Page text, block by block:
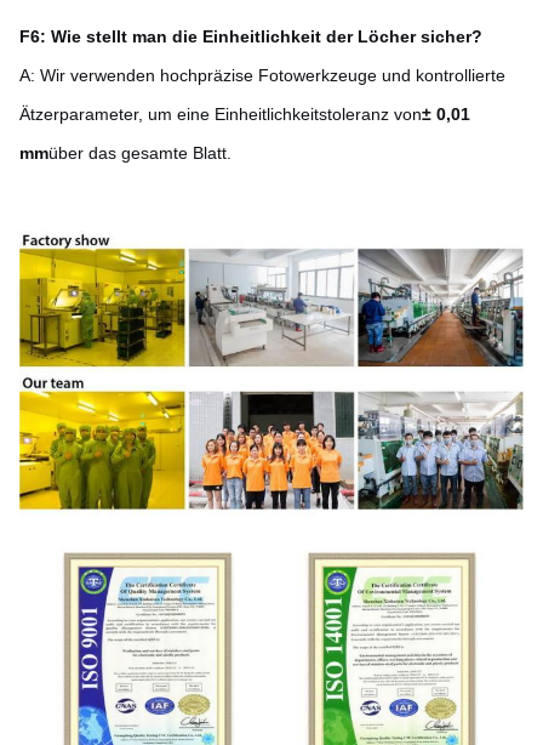
F6: Wie stellt man die Einheitlichkeit der Löcher sicher?
A: Wir verwenden hochpräzise Fotowerkzeuge und kontrollierte
Ätzerparameter, um eine Einheitlichkeitstoleranz von± 0,01
mmüber das gesamte Blatt.